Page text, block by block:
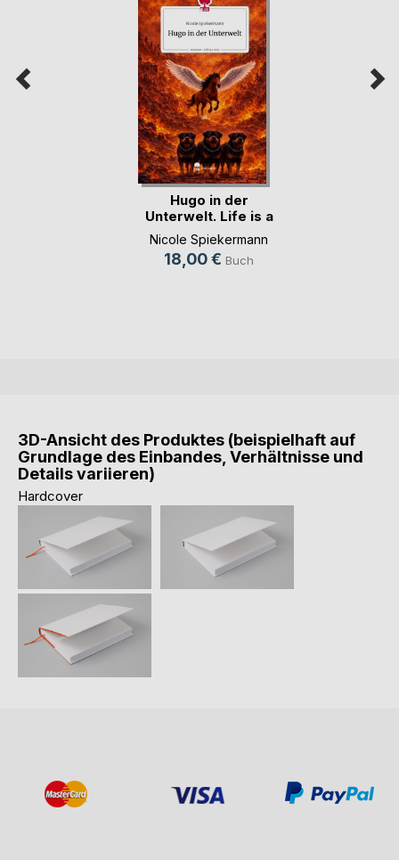
Hugo in der
Unterwelt. Life is a
S(...)
Nicole Spiekermann
18,00 € Buch
3D-Ansicht des Produktes (beispielhaft auf
Grundlage des Einbandes, Verhältnisse und
Details variieren)
Hardcover